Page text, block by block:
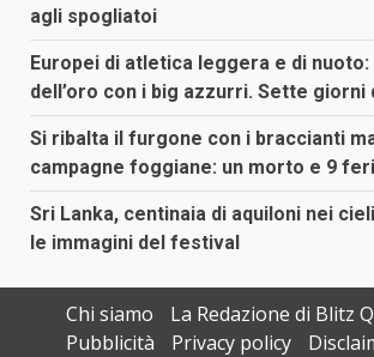
agli spogliatoi
Europei di atletica leggera e di nuoto:
dell’oro con i big azzurri. Sette giorni
Si ribalta il furgone con i braccianti
campagne foggiane: un morto e 9
Sri Lanka, centinaia di aquiloni nei
le immagini del festival
Chi siamo
La Redazione di Blitz
Pubblicità
Privacy policy